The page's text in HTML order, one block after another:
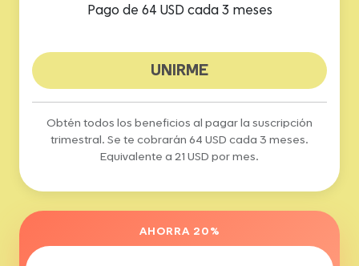
Pago de 64 USD cada 3 meses
UNIRME
Obtén todos los beneficios al pagar la suscripción
trimestral. Se te cobrarán 64 USD cada 3 meses.
Equivalente a 21 USD por mes.
AHORRA 20%